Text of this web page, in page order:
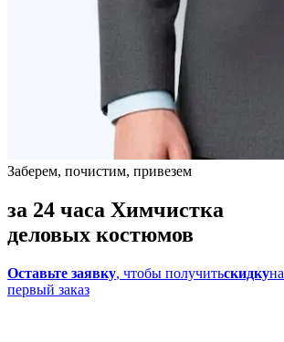
Заберем, почистим, привезем
за 24 часа Химчистка
деловых костюмов
Оставьте заявку, чтобы получитьскидкуна
первый заказ